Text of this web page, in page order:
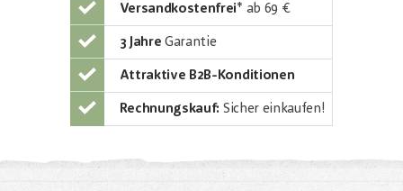
Versandkostenfrei* ab 69 €
3 Jahre Garantie
Attraktive B2B-Konditionen
Rechnungskauf: Sicher einkaufen!